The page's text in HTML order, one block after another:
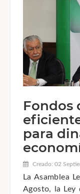
Fondos
para
Creado: 02
La Asamblea
Agosto, la Ley